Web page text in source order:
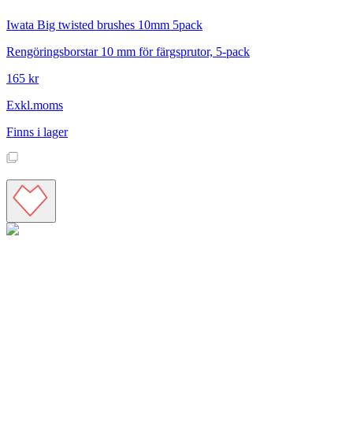
Iwata Big twisted brushes 10mm 5pack
Rengöringsborstar 10 mm för färgsprutor, 5-pack
165 kr
Exkl.moms
Finns i lager